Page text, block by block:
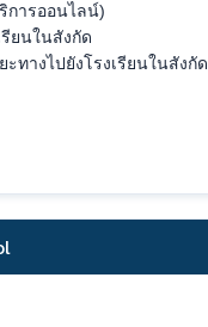
การออนไลน์)
ยนในสังกัด
ทางไปยังโรงเรียนในสังกัด